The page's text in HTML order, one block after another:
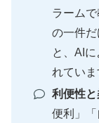
ラーム
の一件だ
と、AI
れていま
利便性
便利」